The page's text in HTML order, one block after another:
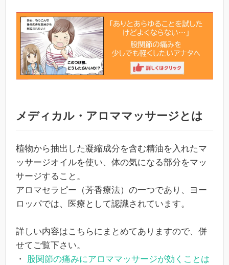
メディカル・アロママッサージとは
植物から抽出した凝縮成分を含む精油を入れたマ
ッサージオイルを使い、体の気になる部分をマッ
サージすること。
アロマセラピー（芳香療法）の一つであり、ヨー
ロッパでは、医療として認識されています。
詳しい内容はこちらにまとめてありますので、併
せてご覧下さい。
・ 股関節の痛みにアロママッサージが効くことは